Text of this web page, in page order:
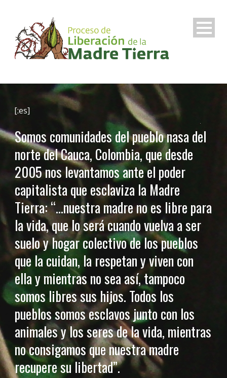
[:es]
Somos comunidades del pueblo nasa del
norte del Cauca, Colombia, que desde
2005 nos levantamos ante el poder
capitalista que esclaviza la Madre
Tierra: “…nuestra madre no es libre para
la vida, que lo será cuando vuelva a ser
suelo y hogar colectivo de los pueblos
que la cuidan, la respetan y viven con
ella y mientras no sea así, tampoco
somos libres sus hijos. Todos los
pueblos somos esclavos junto con los
animales y los seres de la vida, mientras
no consigamos que nuestra madre
recupere su libertad”.